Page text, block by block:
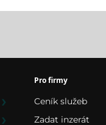
Pro firmy
Ceník služeb
Zadat inzerát